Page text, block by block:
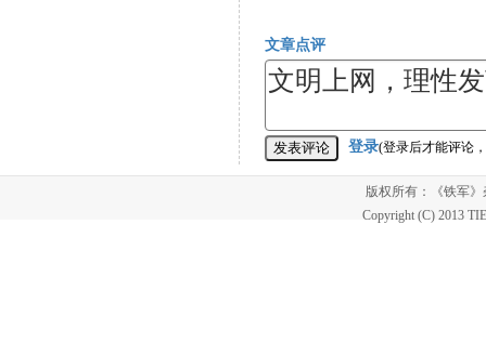
文章点评
登录(登录后才能评论
版权所有：《铁军
Copyright (C) 2013